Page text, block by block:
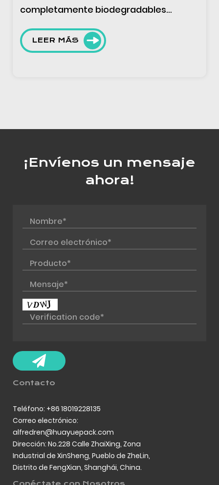
biodegradables
de maíz/calcio) y la
¡Envíenos un mensaje
ahora!
Contacto
Teléfono: +86 18019228135
Correo electrónico:
alfredren@huayuepack.com
Dirección: No.228 Calle ZhaiXing, Zona
Industrial de XinSheng, Pueblo de ZheLin,
Distrito de FengXian, Shanghái, China.